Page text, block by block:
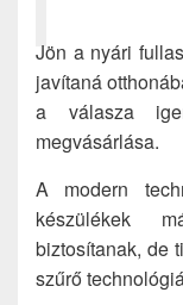
Jön a nyári
javítaná
a válasza
megvásárlása.
A modern
készülékek
biztosítanak, de
szűrő